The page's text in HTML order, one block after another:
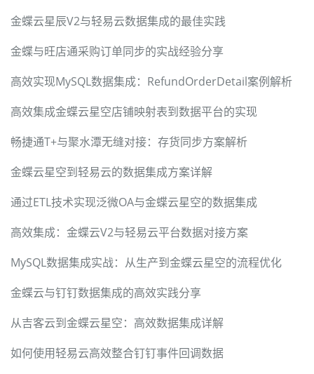
金蝶云星辰V2与轻易云数据集成的最佳实践
金蝶与旺店通采购订单同步的实战经验分享
高效实现MySQL数据集成：RefundOrderDetail案例解析
高效集成金蝶云星空店铺映射表到数据平台的实现
畅捷通T+与聚水潭无缝对接：存货同步方案解析
金蝶云星空到轻易云的数据集成方案详解
通过ETL技术实现泛微OA与金蝶云星空的数据集成
高效集成：金蝶云V2与轻易云平台数据对接方案
MySQL数据集成实战：从生产到金蝶云星空的流程优化
金蝶云与钉钉数据集成的高效实践分享
从吉客云到金蝶云星空：高效数据集成详解
如何使用轻易云高效整合钉钉事件回调数据